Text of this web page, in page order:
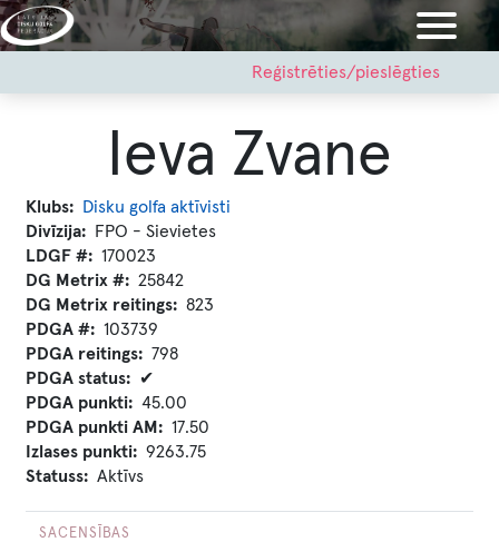
Pārlekt
uz
menu
Reģistrēties/pieslēgties
Ieva Zvane
Klubs
Disku golfa aktīvisti
Divīzija
FPO - Sievietes
LDGF #
170023
DG Metrix #
25842
DG Metrix reitings
823
PDGA #
103739
PDGA reitings
798
PDGA status
✔
PDGA punkti
45.00
PDGA punkti AM
17.50
Izlases punkti
9263.75
Statuss
Aktīvs
SACENSĪBAS